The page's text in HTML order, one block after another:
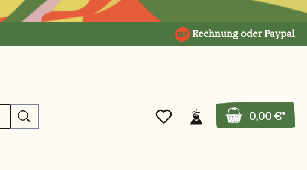
Rechnung oder Paypal
0,00 €*